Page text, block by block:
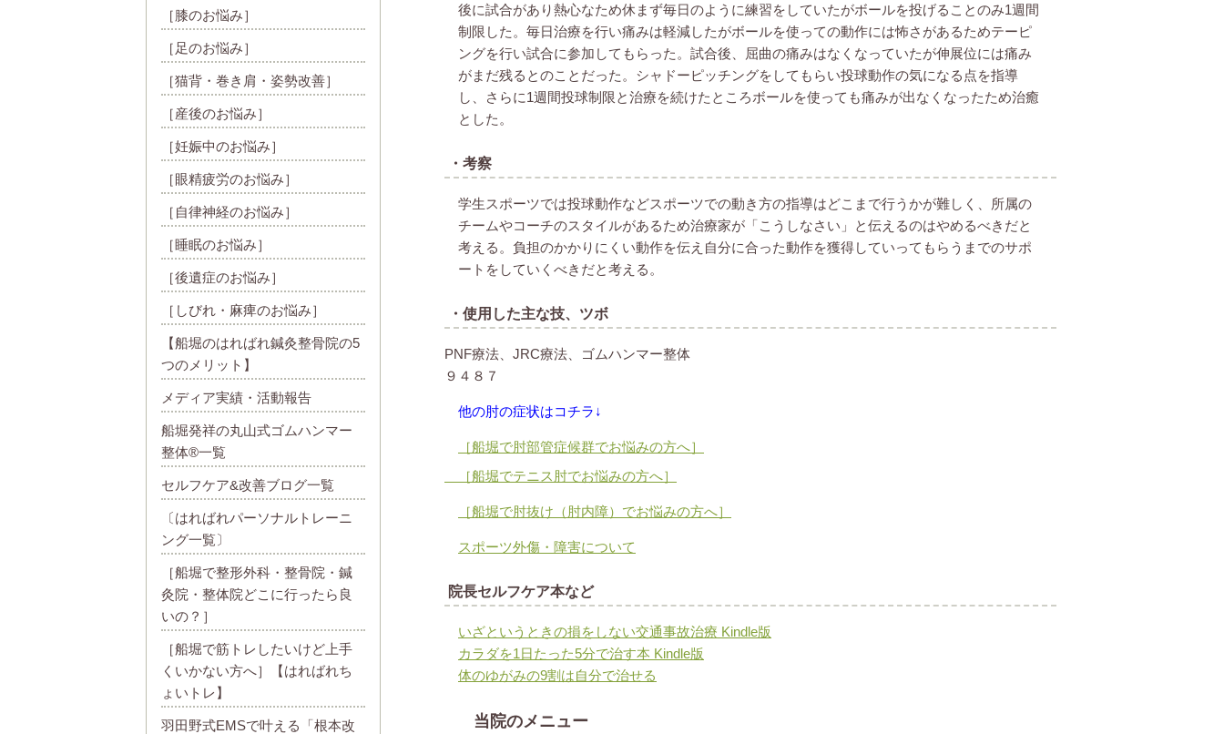
後に試合があり熱心なため休まず毎日のように練習をしていたがボールを投げることのみ1週間
制限した。毎日治療を行い痛みは軽減したがボールを使っての動作には怖さがあるためテーピ
ングを行い試合に参加してもらった。試合後、屈曲の痛みはなくなっていたが伸展位には痛み
がまだ残るとのことだった。シャドーピッチングをしてもらい投球動作の気になる点を指導
し、さらに1週間投球制限と治療を続けたところボールを使っても痛みが出なくなったため治癒
とした。
・考察
学生スポーツでは投球動作などスポーツでの動き方の指導はどこまで行うかが難しく、所属の
チームやコーチのスタイルがあるため治療家が「こうしなさい」と伝えるのはやめるべきだと
考える。負担のかかりにくい動作を伝え自分に合った動作を獲得していってもらうまでのサポ
ートをしていくべきだと考える。
・使用した主な技、ツボ
PNF療法、JRC療法、ゴムハンマー整体
９４８７
他の肘の症状はコチラ↓
［船堀で肘部管症候群でお悩みの方へ］
［船堀でテニス肘でお悩みの方へ］
［船堀で肘抜け（肘内障）でお悩みの方へ］
スポーツ外傷・障害について
院長セルフケア本など
いざというときの損をしない交通事故治療 Kindle版
カラダを1日たった5分で治す本 Kindle版
体のゆがみの9割は自分で治せる
当院のメニュー
［膝のお悩み］
［足のお悩み］
［猫背・巻き肩・姿勢改善］
［産後のお悩み］
［妊娠中のお悩み］
［眼精疲労のお悩み］
［自律神経のお悩み］
［睡眠のお悩み］
［後遺症のお悩み］
［しびれ・麻痺のお悩み］
【船堀のはればれ鍼灸整骨院の5
つのメリット】
メディア実績・活動報告
船堀発祥の丸山式ゴムハンマー
整体®︎一覧
セルフケア&改善ブログ一覧
〔はればれパーソナルトレーニ
ング一覧〕
［船堀で整形外科・整骨院・鍼
灸院・整体院どこに行ったら良
いの？］
［船堀で筋トレしたいけど上手
くいかない方へ］【はればれち
ょいトレ】
羽田野式EMSで叶える「根本改